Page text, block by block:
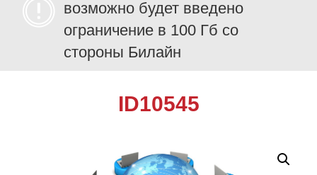
возможно будет введено
ограничение в 100 Гб со
стороны Билайн
ID10545